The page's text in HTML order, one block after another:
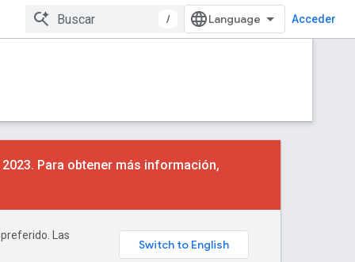
/ Acceder
Para obtener más información,
Las